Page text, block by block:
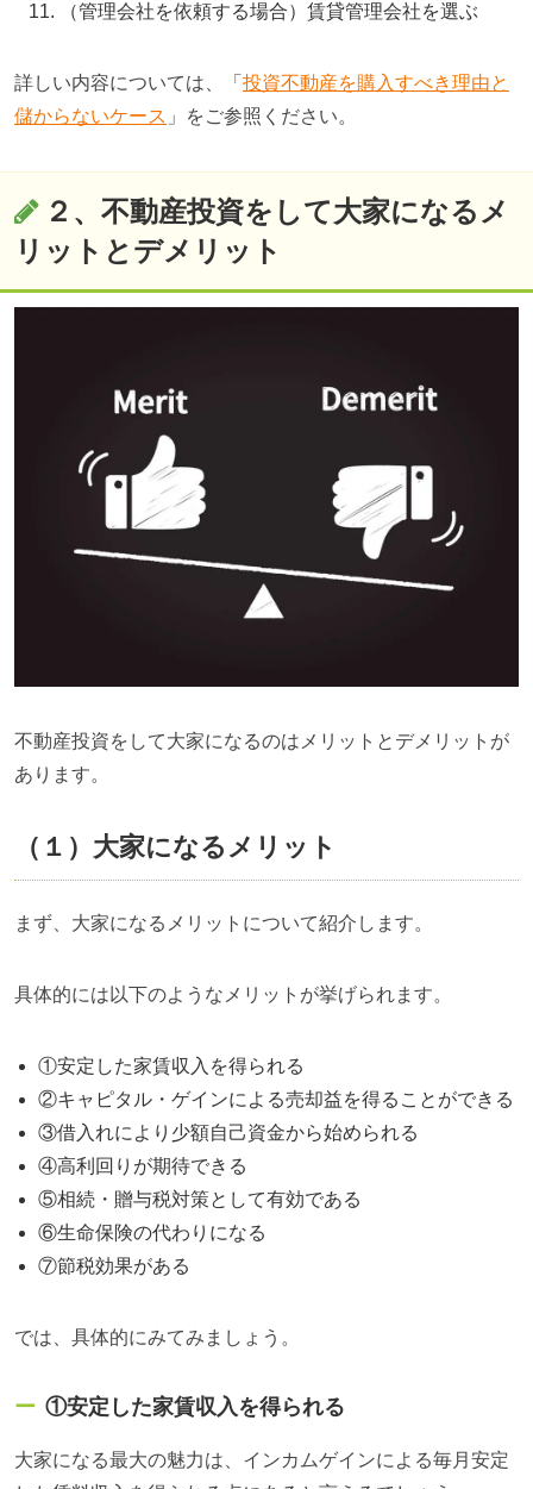
（管理会社を依頼する場合）賃貸管理会社を選ぶ
詳しい内容については、「 投資不動産を購入すべき理由と
儲からないケース 」をご参照ください。
２、不動産投資をして大家になるメ
リットとデメリット
不動産投資をして大家になるのはメリットとデメリットが
あります。
（１）大家になるメリット
まず、大家になるメリットについて紹介します。
具体的には以下のようなメリットが挙げられます。
①安定した家賃収入を得られる
②キャピタル・ゲインによる売却益を得ることができる
③借入れにより少額自己資金から始められる
④高利回りが期待できる
⑤相続・贈与税対策として有効である
⑥生命保険の代わりになる
⑦節税効果がある
では、具体的にみてみましょう。
①安定した家賃収入を得られる
大家になる最大の魅力は、インカムゲインによる毎月安定